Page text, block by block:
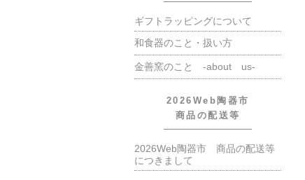
ギフトラッピングについて
和食器のこと・扱い方
金善窯のこと -about us-
2026Web陶器市
商品の配送等
2026Web陶器市 商品の配送等
につきまして